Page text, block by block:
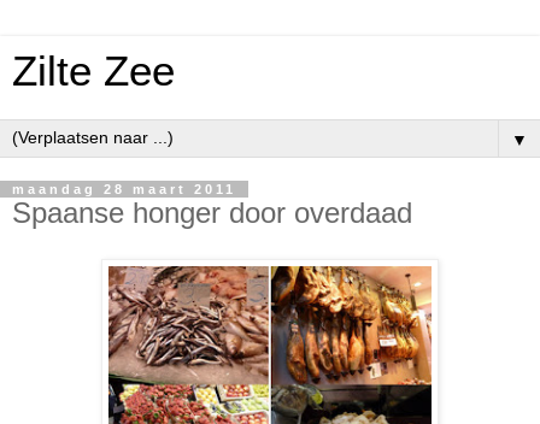
Zilte Zee
▼
maandag 28 maart 2011
Spaanse honger door overdaad